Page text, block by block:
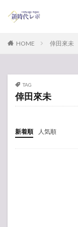
HOME 倖田來未
TAG
倖田來未
新着順 人気順